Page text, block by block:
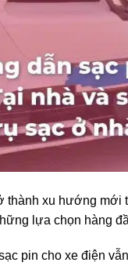
thành xu hướng mới
lựa chọn hàng
pin cho xe điện